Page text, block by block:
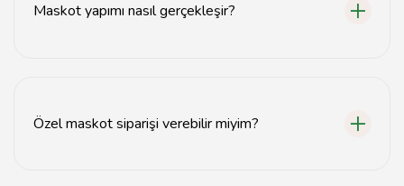
Maskot yapımı nasıl gerçekleşir?
Özel maskot siparişi verebilir miyim?